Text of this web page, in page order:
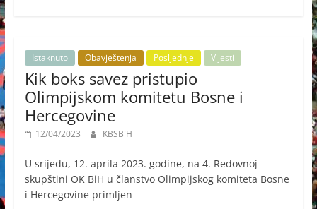
Istaknuto Obavještenja Posljednje Vijesti
Kik boks savez pristupio
Olimpijskom komitetu Bosne i
Hercegovine
12/04/2023 KBSBiH
U srijedu, 12. aprila 2023. godine, na 4. Redovnoj
skupštini OK BiH u članstvo Olimpijskog komiteta Bosne
i Hercegovine primljen